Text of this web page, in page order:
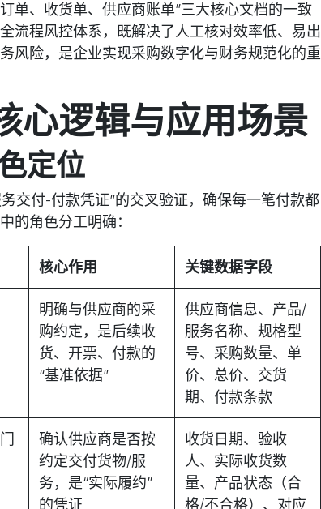
单、收货单、供应商账单”三大核心文档的一致
流程风控体系，既解决了人工核对效率低、易出
风险，是企业实现采购数字化与财务规范化的重
心逻辑与应用场景
定位
交付-付款凭证”的交叉验证，确保每一笔付款都
的角色分工明确：
核心作用 关键数据字段
明确与供应商的采
购约定，是后续收
货、开票、付款的
“基准依据”
供应商信息、产品/
服务名称、规格型
号、采购数量、单
价、总价、交货
期、付款条款
确认供应商是否按
约定交付货物/服
务，是“实际履约”
的凭证
收货日期、验收
人、实际收货数
量、产品状态（合
格/不合格）、对应